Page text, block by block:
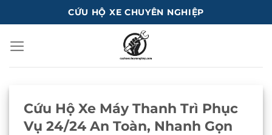
qua
dung
CỨU HỘ XE CHUYÊN NGHIỆP
Cứu Hộ Xe Máy Thanh Trì Phục
Vụ 24/24 An Toàn, Nhanh Gọn